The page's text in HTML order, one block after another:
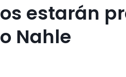
estarán
Nahle